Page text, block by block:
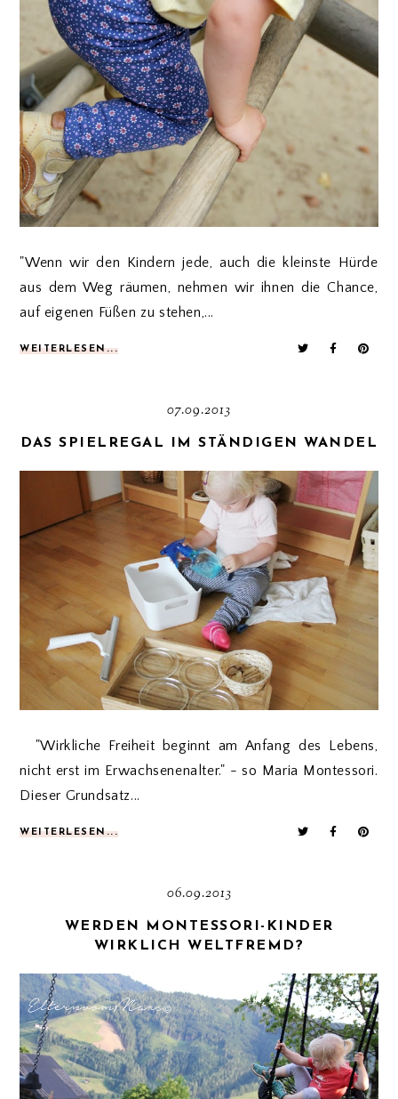
"Wenn wir den Kindern jede, auch die kleinste Hürde
aus dem Weg räumen, nehmen wir ihnen die Chance,
auf eigenen Füßen zu stehen,...
WEITERLESEN...
07.09.2013
DAS SPIELREGAL IM STÄNDIGEN WANDEL
"Wirkliche Freiheit beginnt am Anfang des Lebens,
nicht erst im Erwachsenenalter." - so Maria Montessori.
Dieser Grundsatz...
WEITERLESEN...
06.09.2013
WERDEN MONTESSORI-KINDER
WIRKLICH WELTFREMD?